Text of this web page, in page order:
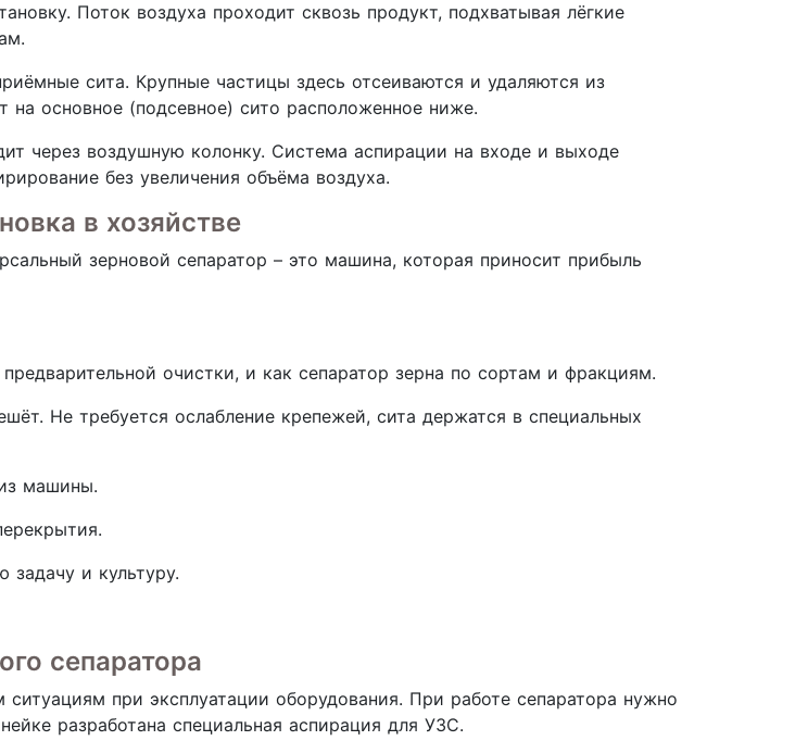
Поток воздуха проходит сквозь продукт, подхватывая лёгкие
сита. Крупные частицы здесь отсеиваются и удаляются из
основное (подсевное) сито расположенное ниже.
через воздушную колонку. Система аспирации на входе и выходе
без увеличения объёма воздуха.
в хозяйстве
зерновой сепаратор – это машина, которая приносит прибыль
очистки, и как сепаратор зерна по сортам и фракциям.
Не требуется ослабление крепежей, сита держатся в специальных
машины.
и культуру.
сепаратора
при эксплуатации оборудования. При работе сепаратора нужно
разработана специальная аспирация для УЗС.